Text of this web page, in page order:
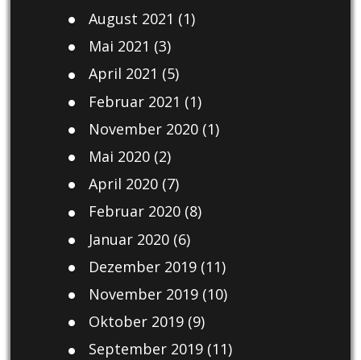
August 2021 (1)
Mai 2021 (3)
April 2021 (5)
Februar 2021 (1)
November 2020(1)
Mai 2020(2)
April 2020(7)
Februar 2020(8)
Januar 2020(6)
Dezember 2019(11)
November 2019(10)
Oktober 2019(9)
September 2019(11)